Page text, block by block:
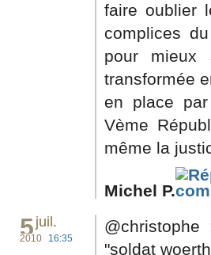
faire oublier
complices
pour mieux
transformée
en place
Vème
même la
Michel P.
5juil.
2010 16:35
"soldat